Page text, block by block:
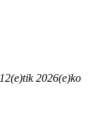
2026(e)ko